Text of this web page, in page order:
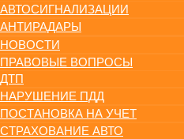
АВТОСИГНАЛИЗАЦИИ
АНТИРАДАРЫ
НОВОСТИ
ПРАВОВЫЕ ВОПРОСЫ
ДТП
НАРУШЕНИЕ ПДД
ПОСТАНОВКА НА УЧЕТ
СТРАХОВАНИЕ АВТО